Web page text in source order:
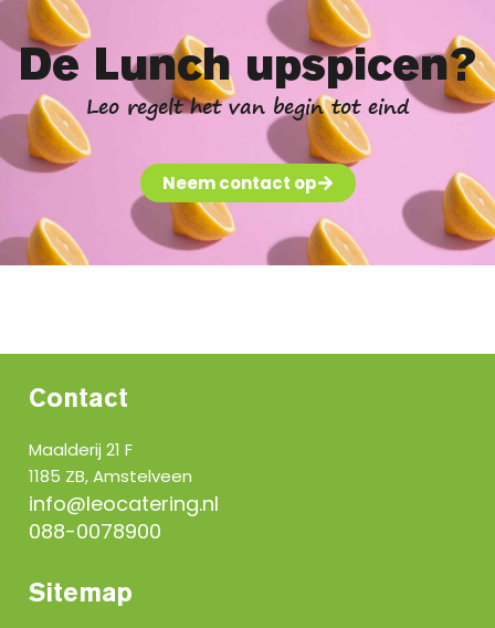
De Lunch upspicen?
Leo regelt het van begin tot eind
Neem contact op
Contact
Maalderij 21 F
1185 ZB, Amstelveen
info@leocatering.nl
088-0078900
Sitemap